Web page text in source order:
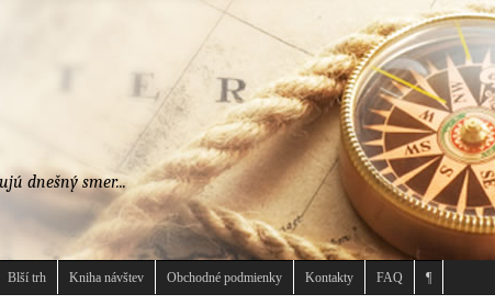
dnešný smer...
Blší trh Kniha návštev Obchodné podmienky Kontakty FAQ ¶